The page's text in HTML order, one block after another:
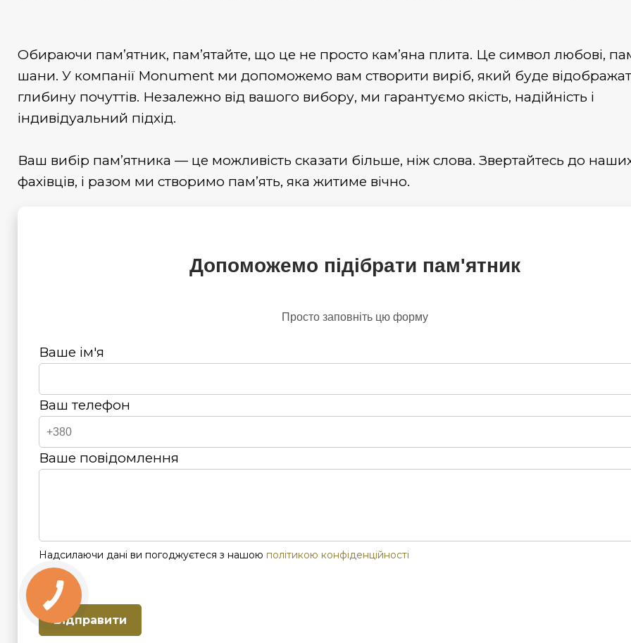
Обираючи пам’ятник, пам’ятайте, що це не просто кам’яна плита. Це символ любові,
шани. У компанії Monument ми допоможемо вам створити виріб, який буде
глибину почуттів. Незалежно від вашого вибору, ми гарантуємо якість, надійність і
індивідуальний підхід.
Ваш вибір пам’ятника — це можливість сказати більше, ніж слова. Звертайтесь до
фахівців, і разом ми створимо пам’ять, яка житиме вічно.
Допоможемо підібрати пам'ятник
Просто заповніть цю форму
Ваше ім'я
Ваш телефон
Ваше повідомлення
Надсилаючи дані ви погоджуєтеся з нашою політикою конфіденційності